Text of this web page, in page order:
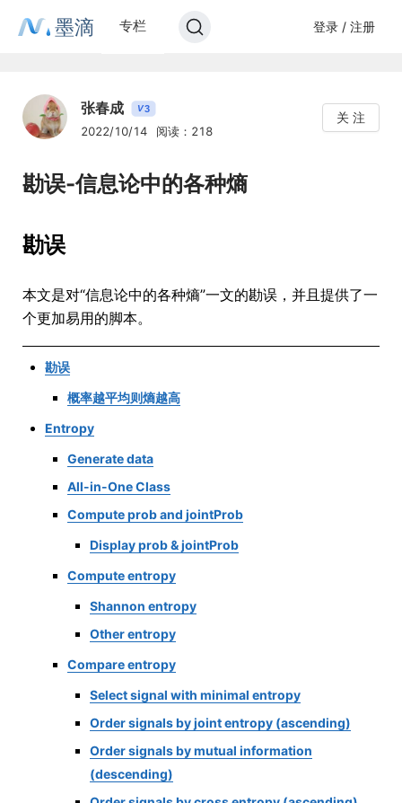
墨滴 专栏 登录 / 注册
张春成 V3
2022/10/14 阅读：218
关 注
勘误-信息论中的各种熵
勘误
本文是对“信息论中的各种熵”一文的勘误，并且提供了一
个更加易用的脚本。
勘误
概率越平均则熵越高
Entropy
Generate data
All-in-One Class
Compute prob and jointProb
Display prob & jointProb
Compute entropy
Shannon entropy
Other entropy
Compare entropy
Select signal with minimal entropy
Order signals by joint entropy (ascending)
Order signals by mutual information
(descending)